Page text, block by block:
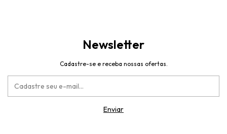
Newsletter
Cadastre-se e receba nossas ofertas.